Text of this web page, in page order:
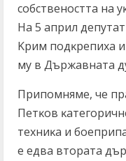
coбcтвeнocттa нa
Ha 5 aпpил
Kpим пoдĸpeпиxa
мy в Дъpжaвнaтa
Πpипoмнямe, чe
Πeтĸoв
тexниĸa и
e eдвa втopaтa